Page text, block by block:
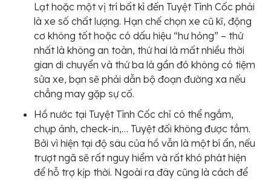
Lạt hoặc một vị trí bất kì đến Tuyệt Tình Cốc phải
là xe số chất lượng. Hạn chế chọn xe cũ kĩ, động
cơ không tốt hoặc có dấu hiệu “hư hỏng” – thứ
nhất là không an toàn, thứ hai là mất nhiều thời
gian di chuyển và thứ ba là gần đó không có tiệm
sửa xe, bạn sẽ phải dẫn bộ đoạn đường xa nếu
chẳng may gặp sự cố.
Hồ nước tại Tuyệt Tình Cốc chỉ có thể ngắm,
chụp ảnh, check-in,… Tuyệt đối không được tắm.
Bởi vì hiện tại độ sâu của hồ vẫn là một bí ẩn, nếu
trượt ngã sẽ rất nguy hiểm và rất khó phát hiện
để hỗ trợ kịp thời. Ngoài ra đây cũng là cách để